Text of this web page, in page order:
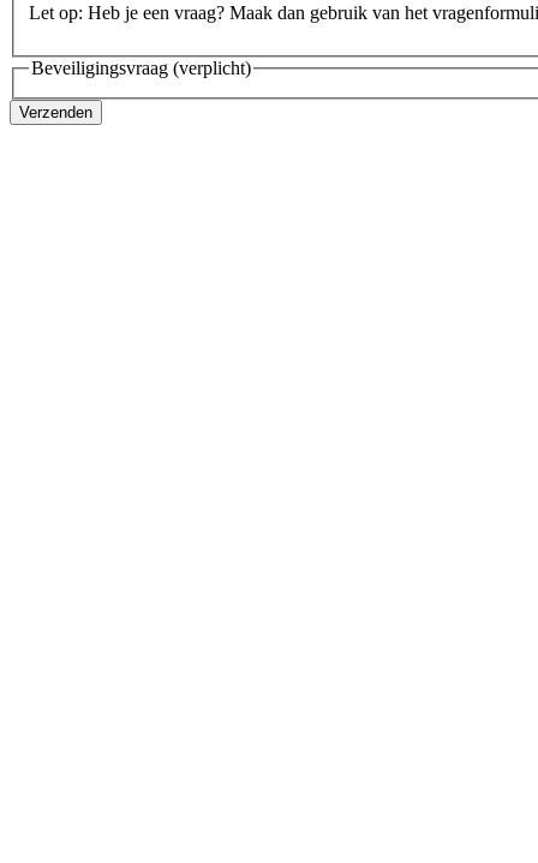
Let op: Heb je een vraag? Maak dan gebruik van het
Beveiligingsvraag (verplicht)
Verzenden